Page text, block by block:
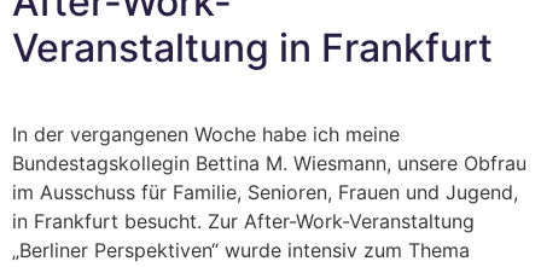
Veranstaltung in Frankfurt
In der vergangenen Woche habe ich meine
Bundestagskollegin Bettina M. Wiesmann, unsere Obfrau
im Ausschuss für Familie, Senioren, Frauen und Jugend,
in Frankfurt besucht. Zur After-Work-Veranstaltung
„Berliner Perspektiven“ wurde intensiv zum Thema